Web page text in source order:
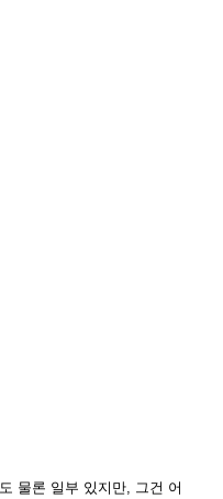
물론 일부 있지만, 그건 어